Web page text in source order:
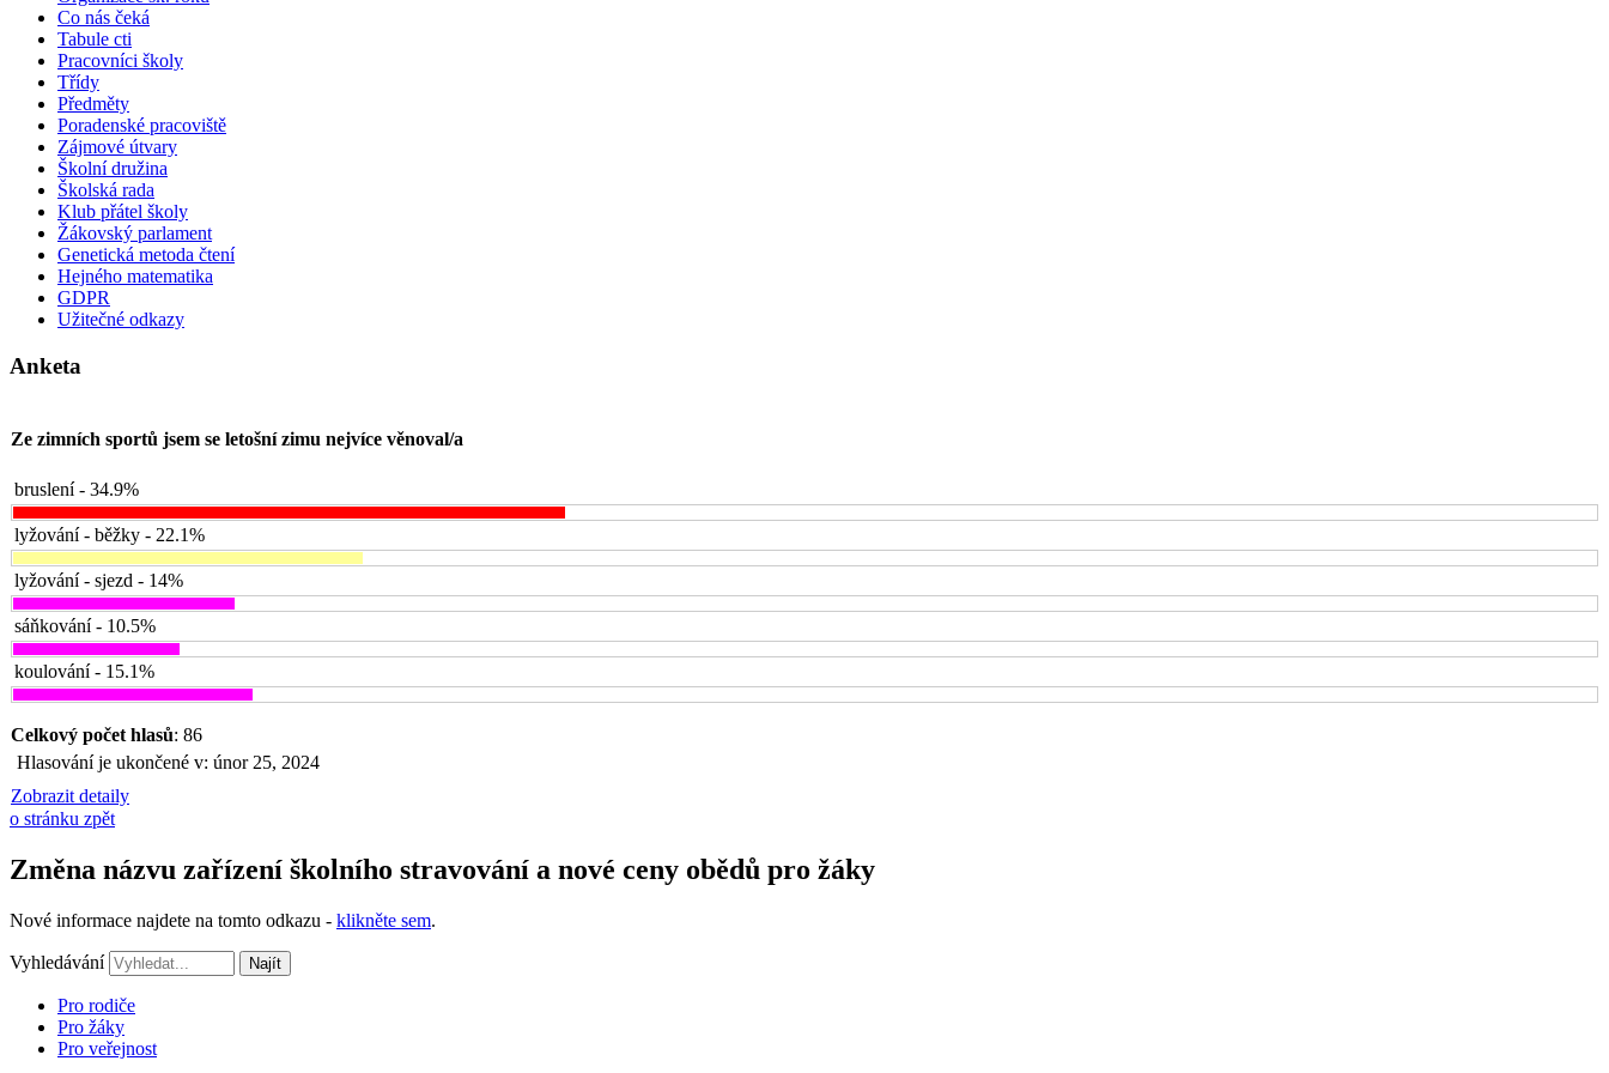
Co nás čeká
Tabule cti
Pracovníci školy
Třídy
Předměty
Poradenské pracoviště
Zájmové útvary
Školní družina
Školská rada
Klub přátel školy
Žákovský parlament
Genetická metoda čtení
Hejného matematika
GDPR
Užitečné odkazy
Anketa
Ze zimních sportů jsem se letošní zimu nejvíce věnoval/a
bruslení - 34.9%
lyžování - běžky - 22.1%
lyžování - sjezd - 14%
sáňkování - 10.5%
koulování - 15.1%
Celkový počet hlasů: 86
Hlasování je ukončené v: únor 25, 2024
Zobrazit detaily
o stránku zpět
Změna názvu zařízení školního stravování a nové ceny obědů pro žáky
Nové informace najdete na tomto odkazu - klikněte sem.
Vyhledávání Najít
Pro rodiče
Pro žáky
Pro veřejnost